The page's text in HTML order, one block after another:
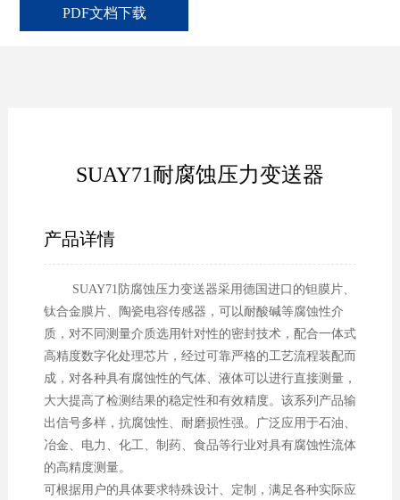
PDF文档下载
SUAY71耐腐蚀压力变送器
产品详情
SUAY71防腐蚀压力变送器采用德国进口的钽膜片、
钛合金膜片、陶瓷电容传感器，可以耐酸碱等腐蚀性介
质，对不同测量介质选用针对性的密封技术，配合一体式
高精度数字化处理芯片，经过可靠严格的工艺流程装配而
成，对各种具有腐蚀性的气体、液体可以进行直接测量，
大大提高了检测结果的稳定性和有效精度。该系列产品输
出信号多样，抗腐蚀性、耐磨损性强。广泛应用于石油、
冶金、电力、化工、制药、食品等行业对具有腐蚀性流体
的高精度测量。
可根据用户的具体要求特殊设计、定制，满足各种实际应